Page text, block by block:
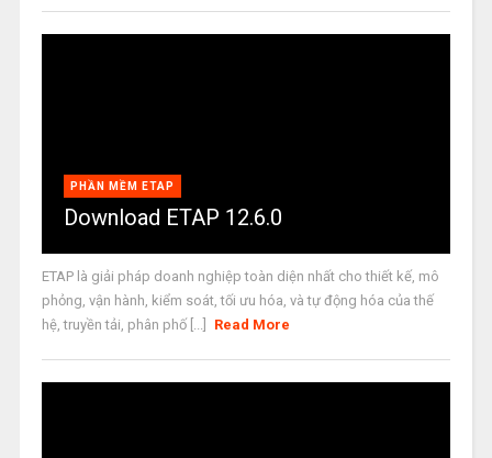
PHẦN MỀM ETAP
Download ETAP 12.6.0
ETAP là giải pháp doanh nghiệp toàn diện nhất cho thiết kế, mô
phỏng, vận hành, kiểm soát, tối ưu hóa, và tự động hóa của thế
hệ, truyền tải, phân phố [...]
Read More